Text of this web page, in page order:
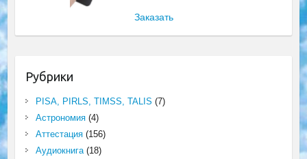
Заказать
Рубрики
PISA, PIRLS, TIMSS, TALIS (7)
Астрономия(4)
Аттестация(156)
Аудиокнига(18)